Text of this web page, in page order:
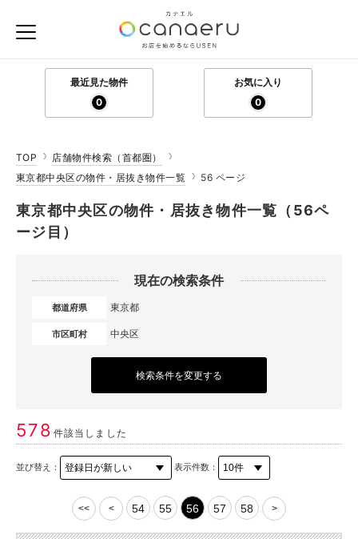
最近見た物件
0
お気に入り
0
TOP
店舗物件検索（首都圏）
東京都中央区の物件・居抜き物件一覧
56 ページ
東京都中央区の物件・居抜き物件一覧（56ペ
ージ目）
現在の検索条件
都道府県 東京都
市区町村 中央区
検索条件を変更する
578 件該当しました
並び替え： 表示件数：
<< < 54 55 56 57 58 >